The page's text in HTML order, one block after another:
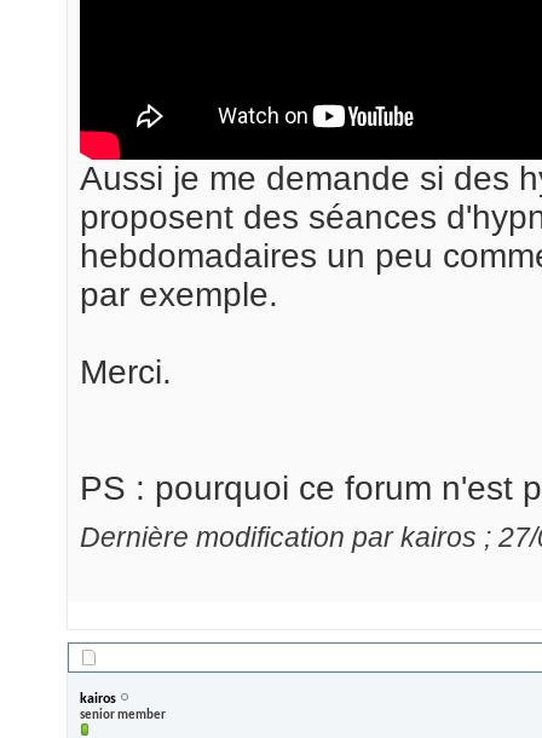
Aussi je me demande si des
proposent des séances
hebdomadaires un peu
par exemple.
Merci.
PS : pourquoi ce forum n'est
Dernière modification par kairos ;
kairos
senior member